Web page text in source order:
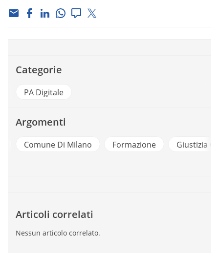
Categorie
PA Digitale
Argomenti
Comune Di Milano Formazione Giustizia
Articoli correlati
Nessun articolo correlato.